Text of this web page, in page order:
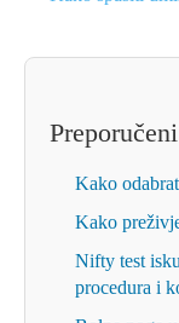
Kako
Kako
Nifty test
procedura i